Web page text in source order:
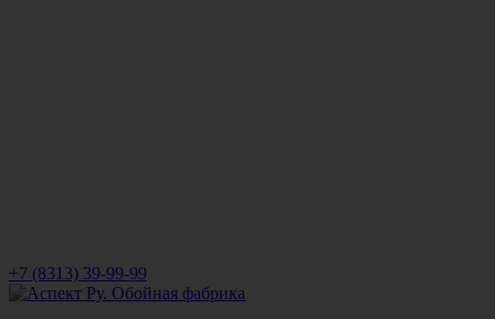
+7 (8313) 39-99-99